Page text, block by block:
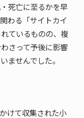
死亡に至るかを早
わる「サイトカイ
ているものの、複
さって予後に影響
ませんでした。
けて収集された小